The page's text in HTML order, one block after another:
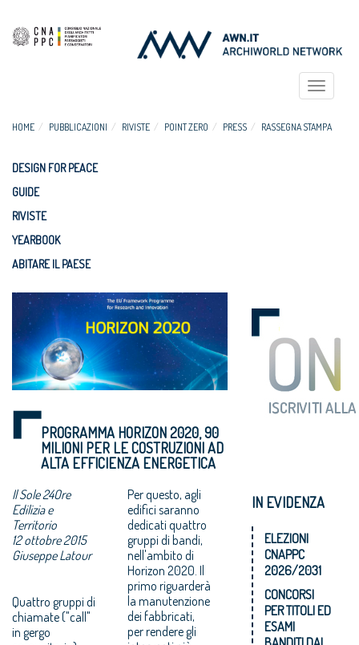
Toggle
HOME PUBBLICAZIONI RIVISTE POINT ZERO PRESS RASSEGNA STAMPA
DESIGN FOR PEACE
GUIDE
RIVISTE
YEARBOOK
ABITARE IL PAESE
PROGRAMMA HORIZON 2020, 90
MILIONI PER LE COSTRUZIONI AD
ALTA EFFICIENZA ENERGETICA
Il Sole 24Ore
Edilizia e
Territorio
12 ottobre 2015
Giuseppe Latour
Quattro gruppi di
chiamate ("call"
in gergo
Per questo, agli
edifici saranno
dedicati quattro
gruppi di bandi,
nell'ambito di
Horizon 2020. Il
primo riguarderà
la manutenzione
dei fabbricati,
per rendere gli
IN EVIDENZA
ELEZIONI
CNAPPC
2026/2031
CONCORSI
PER TITOLI ED
ESAMI